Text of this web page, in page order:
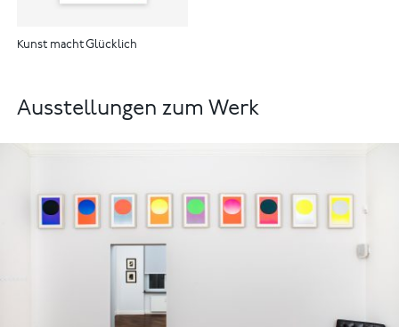
Kunst macht Glücklich
Ausstellungen zum Werk